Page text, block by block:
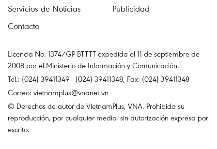
Servicios de Noticias
Publicidad
Contacto
Licencia No. 1374/GP-BTTTT expedida el 11 de septiembre de
2008 por el Ministerio de Información y Comunicación.
Tel.: (024) 39411349 - (024) 39411348, Fax: (024) 39411348
Correo: vietnamplus@vnanet.vn
© Derechos de autor de VietnamPlus, VNA. Prohibida su
reproducción, por cualquier medio, sin autorización expresa por
escrito.